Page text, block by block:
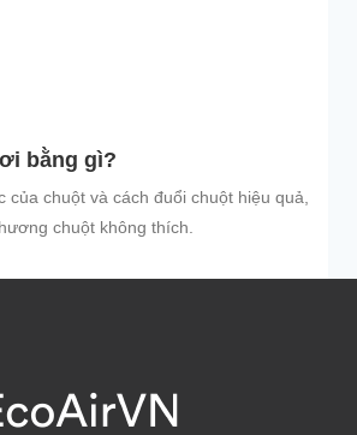
bằng gì?
của chuột và cách đuổi chuột hiệu quả,
chuột không thích.